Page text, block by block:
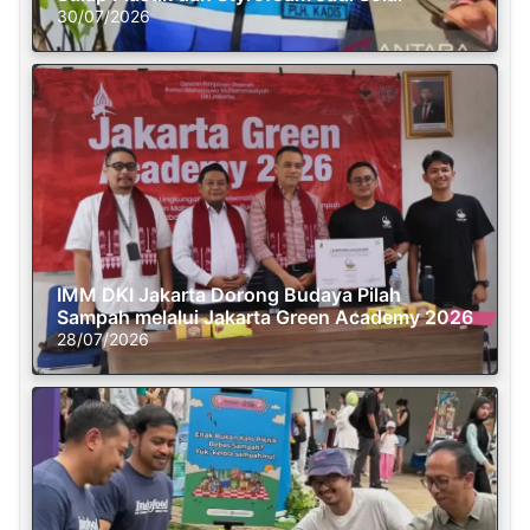
30/07/2026
IMM DKI Jakarta Dorong Budaya Pilah
Sampah melalui Jakarta Green Academy 2026
28/07/2026